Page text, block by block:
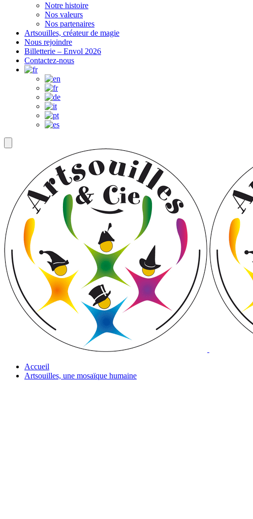
Notre histoire
Nos valeurs
Nos partenaires
Artsouilles, créateur de magie
Nous rejoindre
Billetterie – Envol 2026
Contactez-nous
Accueil
Artsouilles, une mosaïque humaine